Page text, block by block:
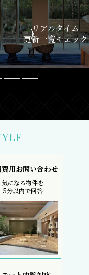
新
用お問い合わせ
気になる物件を
5分以内で回答